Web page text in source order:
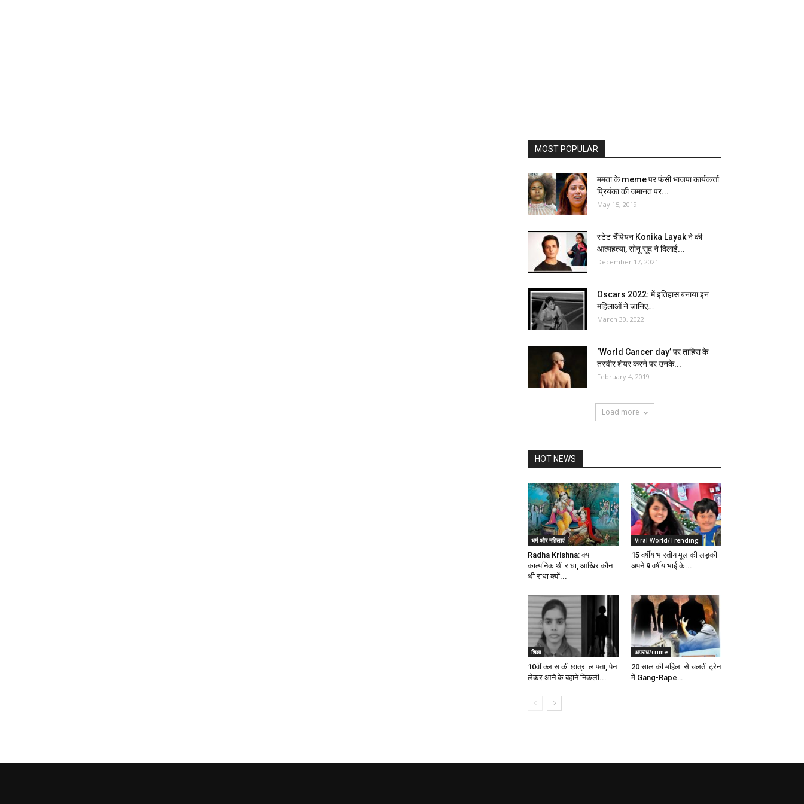
MOST POPULAR
ममता के meme पर फंसी भाजपा कार्यकर्त्ता
प्रियंका की जमानत पर...
May 15, 2019
स्टेट चैंपियन Konika Layak ने की
आत्महत्या, सोनू सूद ने दिलाई...
December 17, 2021
Oscars 2022: में इतिहास बनाया इन
महिलाओं ने जानिए…
March 30, 2022
‘World Cancer day’ पर ताहिरा के
तस्वीर शेयर करने पर उनके...
February 4, 2019
Load more
HOT NEWS
धर्म और महिलाएं
Radha Krishna: क्या
काल्पनिक थी राधा, आखिर कौन
थी राधा क्यों...
Viral World/Trending
15 वर्षीय भारतीय मूल की लड़की
अपने 9 वर्षीय भाई के...
शिक्षा
10वीं क्लास की छात्रा लापता, पेन
लेकर आने के बहाने निकली...
अपराध/crime
20 साल की महिला से चलती ट्रेन
में Gang-Rape…